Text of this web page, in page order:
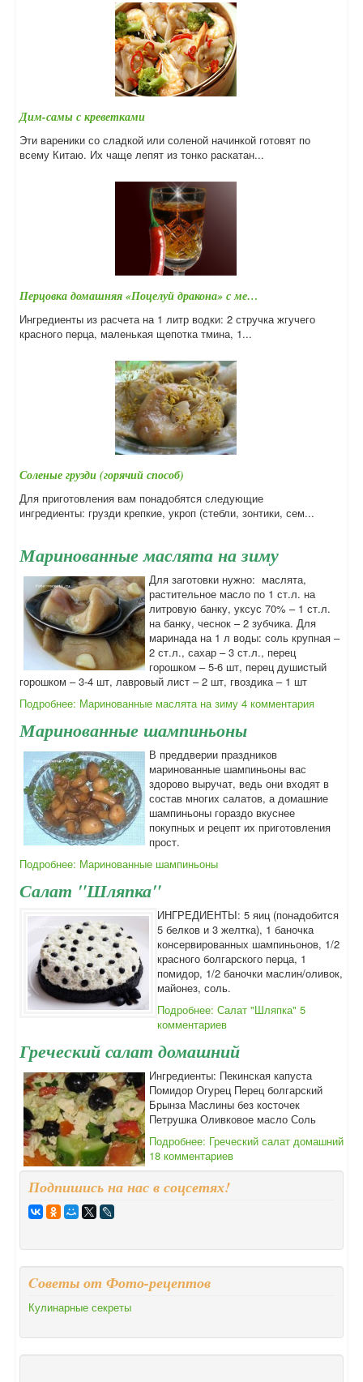
Дим-самы с креветками
Эти вареники со сладкой или соленой начинкой готовят по
всему Китаю. Их чаще лепят из тонко раскатан...
Перцовка домашняя «Поцелуй дракона» с ме…
Ингредиенты из расчета на 1 литр водки: 2 стручка жгучего
красного перца, маленькая щепотка тмина, 1...
Соленые грузди (горячий способ)
Для приготовления вам понадобятся следующие
ингредиенты: грузди крепкие, укроп (стебли, зонтики, сем...
Маринованные маслята на зиму
Для заготовки нужно: маслята,
растительное масло по 1 ст.л. на
литровую банку, уксус 70% – 1 ст.л.
на банку, чеснок – 2 зубчика. Для
маринада на 1 л воды: соль крупная –
2 ст.л., сахар – 3 ст.л., перец
горошком – 5-6 шт, перец душистый
горошком – 3-4 шт, лавровый лист – 2 шт, гвоздика – 1 шт
Подробнее: Маринованные маслята на зиму 4 комментария
Маринованные шампиньоны
В преддверии праздников
маринованные шампиньоны вас
здорово выручат, ведь они входят в
состав многих салатов, а домашние
шампиньоны гораздо вкуснее
покупных и рецепт их приготовления
прост.
Подробнее: Маринованные шампиньоны
Салат "Шляпка"
ИНГРЕДИЕНТЫ: 5 яиц (понадобится
5 белков и 3 желтка), 1 баночка
консервированных шампиньонов, 1/2
красного болгарского перца, 1
помидор, 1/2 баночки маслин/оливок,
майонез, соль.
Подробнее: Салат "Шляпка" 5
комментариев
Греческий салат домашний
Ингредиенты: Пекинская капуста
Помидор Огурец Перец болгарский
Брынза Маслины без косточек
Петрушка Оливковое масло Соль
Подробнее: Греческий салат домашний
18 комментариев
Подпишись на нас в соцсетях!
Cоветы от Фото-рецептов
Кулинарные секреты